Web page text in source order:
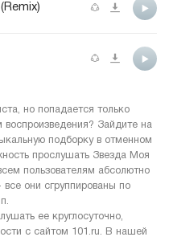
но попадается только
воспроизведения? Зайдите на
подборку в отменном
прослушать Звезда Моя
пользователям абсолютно
они сгруппированы по
ее круглосуточно,
с сайтом 101.ru. В нашей